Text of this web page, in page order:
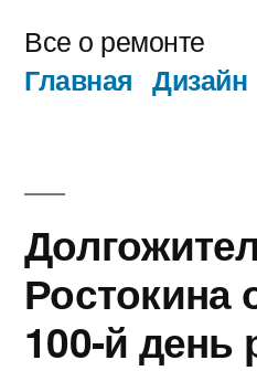
содержимому
Все о ремонте
Главная Дизайн
Ростокина
100-й день